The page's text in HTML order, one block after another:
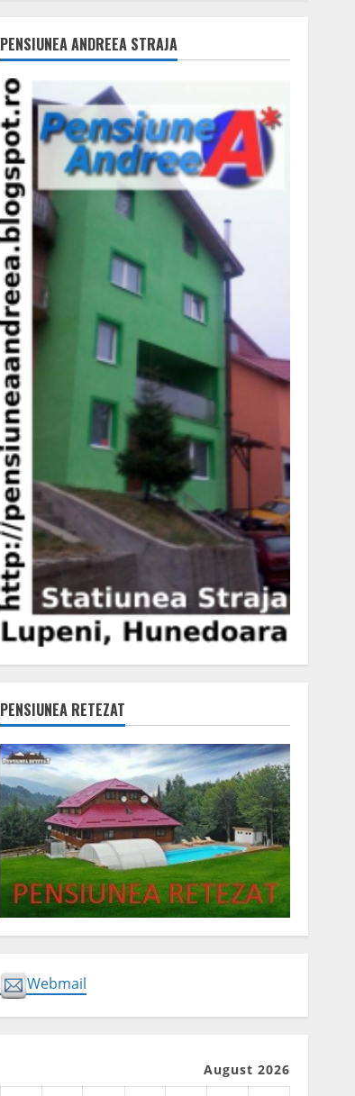
PENSIUNEA ANDREEA STRAJA
PENSIUNEA RETEZAT
Webmail
August 2026